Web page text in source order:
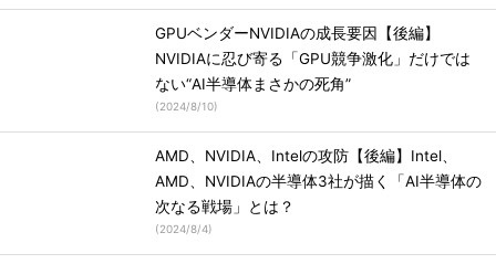
GPUベンダーNVIDIAの成長要因【後編】
NVIDIAに忍び寄る「GPU競争激化」だけでは
ない“AI半導体まさかの死角”
(2024/8/10)
AMD、NVIDIA、Intelの攻防【後編】Intel、
AMD、NVIDIAの半導体3社が描く「AI半導体の
次なる戦場」とは？
(2024/8/4)